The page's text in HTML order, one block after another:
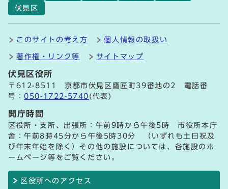
伏見区
このサイトの考え方 個人情報の取扱い
著作権・リンク等 サイトマップ
伏見区役所
〒612-8511 京都市伏見区鷹匠町39番地の2 電話番
号：050-1722-5740 (代表)
開庁時間
区役所・支所、出張所：午前9時から午後5時 市役所本庁
舎：午前8時45分から午後5時30分 （いずれも土日祝及
び年末年始を除く）その他の施設については、各施設のホ
ームページ等をご覧ください。
区役所へのアクセス